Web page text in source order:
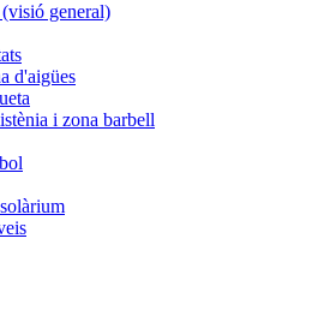
general)
d'aigües
i zona barbell